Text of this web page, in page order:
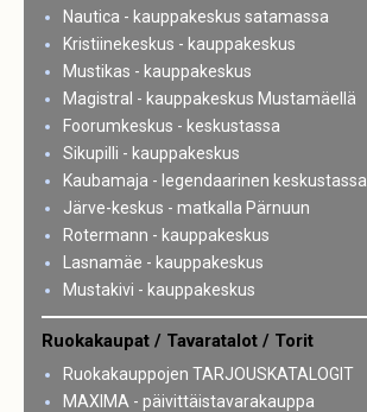
Nautica - kauppakeskus satamassa
Kristiinekeskus - kauppakeskus
Mustikas - kauppakeskus
Magistral - kauppakeskus Mustamäellä
Foorumkeskus - keskustassa
Sikupilli - kauppakeskus
Kaubamaja - legendaarinen keskustassa
Järve-keskus - matkalla Pärnuun
Rotermann - kauppakeskus
Lasnamäe - kauppakeskus
Mustakivi - kauppakeskus
Ruokakaupat / Tavaratalot / Torit
Ruokakauppojen TARJOUSKATALOGIT
MAXIMA - päivittäistavarakauppa